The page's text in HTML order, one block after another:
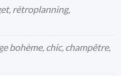
rétroplanning,
bohème, chic, champêtre,